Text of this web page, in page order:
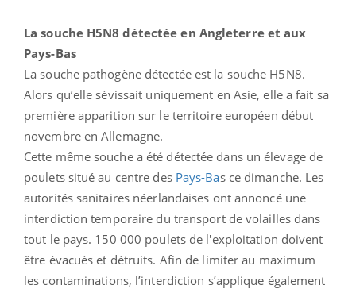
La souche H5N8 détectée en Angleterre et aux
Pays-Bas
La souche pathogène détectée est la souche H5N8.
Alors qu’elle sévissait uniquement en Asie, elle a fait sa
première apparition sur le territoire européen début
novembre en Allemagne.
Cette même souche a été détectée dans un élevage de
poulets situé au centre des Pays-Bas ce dimanche. Les
autorités sanitaires néerlandaises ont annoncé une
interdiction temporaire du transport de volailles dans
tout le pays. 150 000 poulets de l'exploitation doivent
être évacués et détruits. Afin de limiter au maximum
les contaminations, l’interdiction s’applique également